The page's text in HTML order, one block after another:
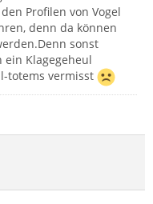
Profilen von Vogel
denn da können
sonst
Klagegeheul
totems vermisst